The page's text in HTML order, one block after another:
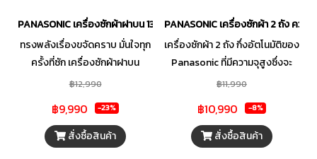
PANASONIC เครื่องซักผ้าฝาบน 13 KG รุ่น NA-F13AR1HRC
ทรงพลังเรื่องขจัดคราบ มั่นใจทุก
ครั้งที่ซัก เครื่องซักผ้าฝาบน
PANASONIC(13 kg) รุ่น NA-
บนแบบอัตโนมัติเต็มรูปแบบพร้อม
ฝาเปิดที่กว้างขวางและใช้งานง่าย
ความจุ 13 กก. / ฝาเปิดที่กว้างขวาง
฿12,990
฿9,990 -23%
สั่งซื้อสินค้า
PANASONIC เครื่องซักผ้า 2 ถัง ความ
เครื่องซักผ้า 2 ถัง กึ่งอัตโนมัติของ
Panasonic ที่มีความจุสูงซึ่งจะ
ช่วยลดเวลาในการซักผ้าจำนวน
เลือกการตั้งค่าที่เหมาะที่สุดได้
ง่ายๆ เพื่อผลลัพธ์การซักผ้าที่
สะอาดมากยิ่งขึ้นพร้อมถนอม
฿11,990
฿10,990 -8%
สั่งซื้อสินค้า